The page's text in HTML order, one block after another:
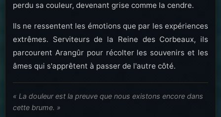
perdu sa couleur, devenant grise comme la cendre.
Ils ne ressentent les émotions que par les expériences
extrêmes. Serviteurs de la Reine des Corbeaux, ils
parcourent Arangûr pour récolter les souvenirs et les
âmes qui s'apprêtent à passer de l'autre côté.
« La douleur est la preuve que nous existons encore dans
cette brume. »